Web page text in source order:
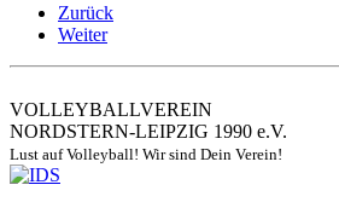
Zurück
Weiter
VOLLEYBALLVEREIN
NORDSTERN-LEIPZIG 1990 e.V.
Lust auf Volleyball! Wir sind Dein Verein!